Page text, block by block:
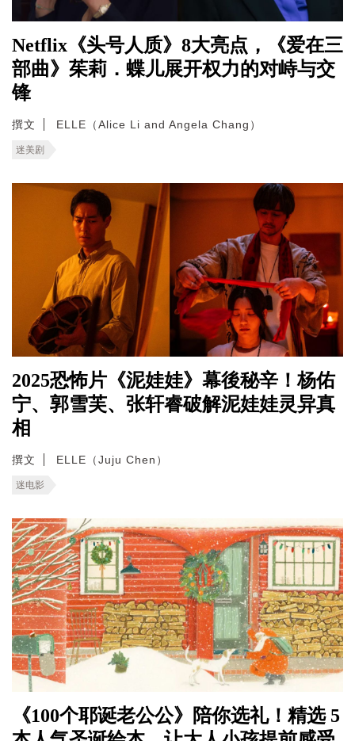
Netflix《头号人质》8大亮点，《爱在三
部曲》茱莉．蝶儿展开权力的对峙与交
锋
撰文 ELLE（Alice Li and Angela Chang）
迷美剧
2025恐怖片《泥娃娃》幕後秘辛！杨佑
宁、郭雪芙、张轩睿破解泥娃娃灵异真
相
撰文 ELLE（Juju Chen）
迷电影
《100个耶诞老公公》陪你选礼！精选 5